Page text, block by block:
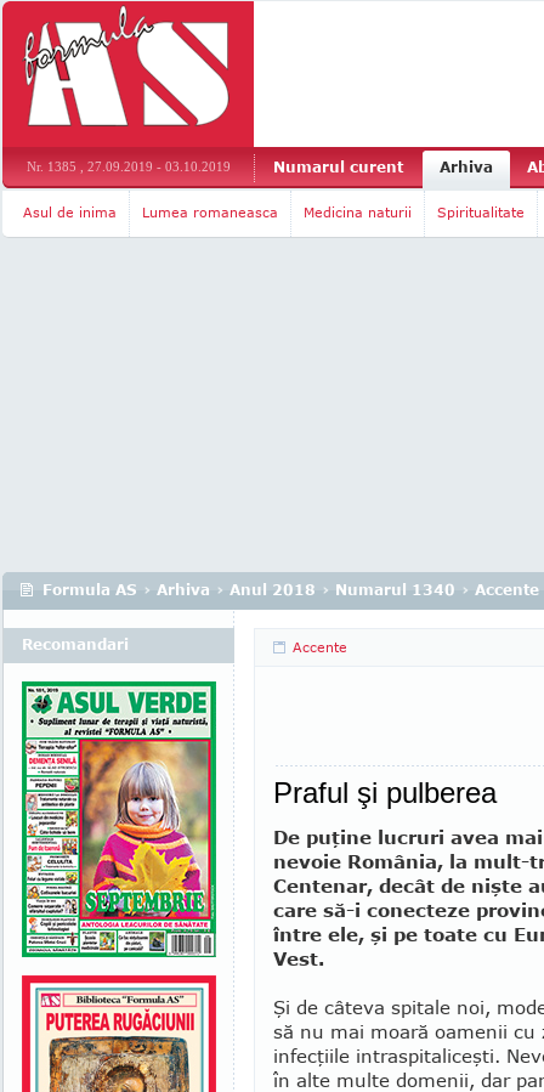
Nr. 1385 , 27.09.2019 - 03.10.2019 Numarul curent Arhiva
Asul de inima Lumea romaneasca Medicina naturii Spiritualitate
Formula AS › Arhiva › Anul 2018 › Numarul 1340 › Accente
Accente
Praful şi pulberea
De puţine lucruri avea
nevoie România, la mult-
Centenar, decât de nişte
care să-i conecteze
între ele, şi pe toate cu
Vest.
Şi de câteva spitale noi,
să nu mai moa­ră oamenii cu
infecţiile intraspi­ta­li­ceşti.
în alte multe domenii, dar
Recomandari